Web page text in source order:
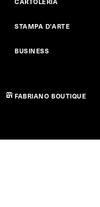
STAMPA D'ARTE
BUSINESS
FABRIANO BOUTIQUE